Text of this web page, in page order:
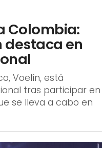
Colombia:
en
Voelín, está
tras participar en
se lleva a cabo en